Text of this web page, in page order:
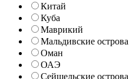
Китай
Куба
Маврикий
Мальдивские острова
Оман
ОАЭ
Сейшельские острова